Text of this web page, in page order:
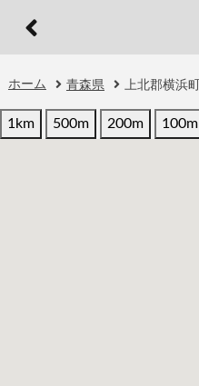
ホーム 青森県 上北郡横浜町
1km 500m 200m 100m